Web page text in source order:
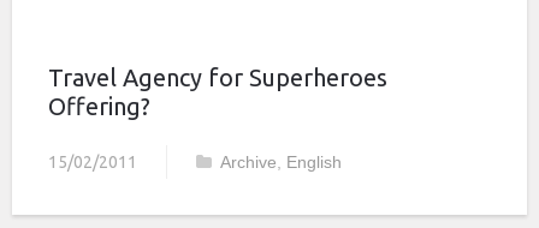
Travel Agency for Superheroes
Offering?
15/02/2011 Archive, English